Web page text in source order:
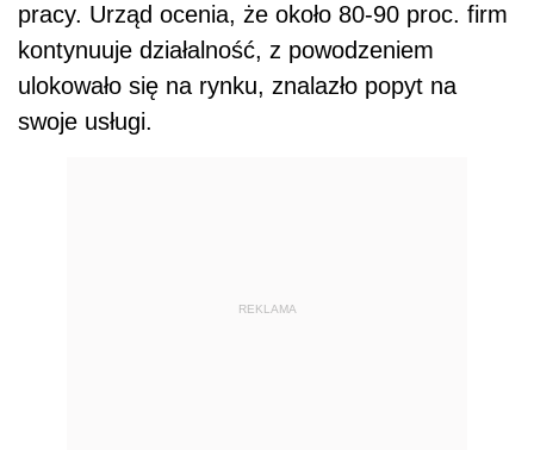
pracy. Urząd ocenia, że około 80-90 proc. firm
kontynuuje działalność, z powodzeniem
ulokowało się na rynku, znalazło popyt na
swoje usługi.
REKLAMA